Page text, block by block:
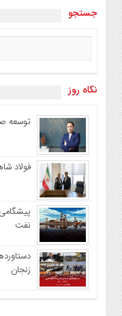
جستجو
نگاه روز
توسعه
فولاد
نفت
زنجان